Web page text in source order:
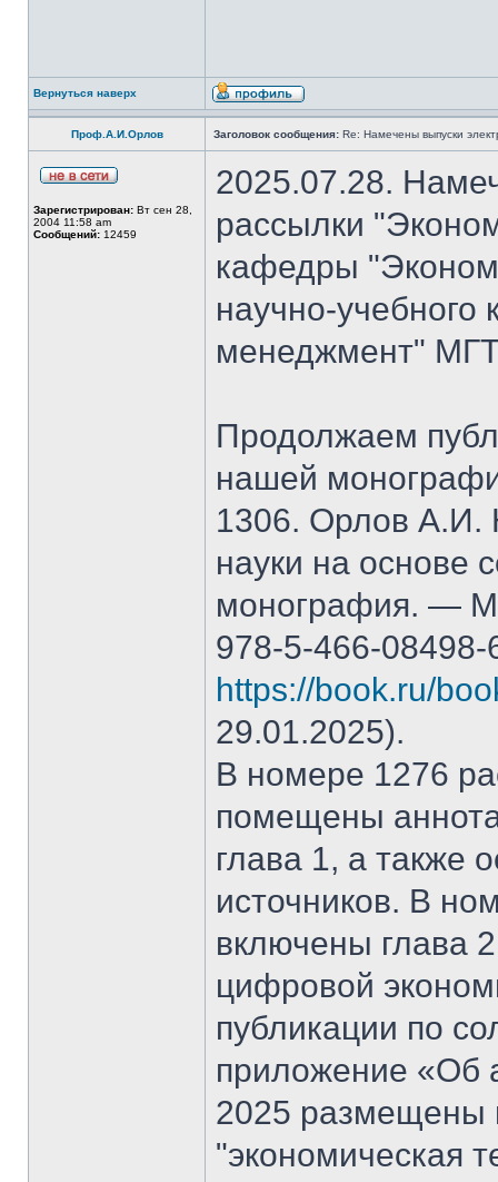
Вернуться наверх
Проф.А.И.Орлов Заголовок сообщения: Re: Намечены выпуски
Зарегистрирован: Вт сен 28,
2004 11:58 am
Сообщений: 12459
2025.07.28.
рассылки
кафедры
научно-
менеджмент"
Продолжаем
нашей
1306. Орлов А.И.
науки на основе
монография. —
978-5-466-
https://book.ru/
29.01.2025).
В номере 1276
помещены
глава 1, а также
источников. В
включены глава
цифровой
публикации по
приложение «Об
2025 размещены
"экономическая